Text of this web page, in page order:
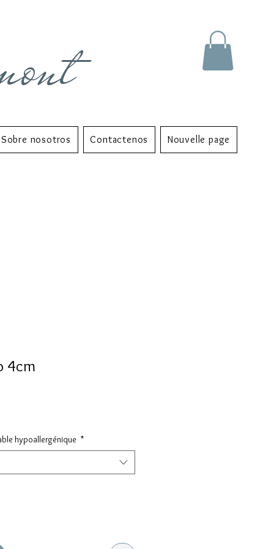
Sobre nosotros Contactenos Nouvelle page
4cm
hypoallergénique *